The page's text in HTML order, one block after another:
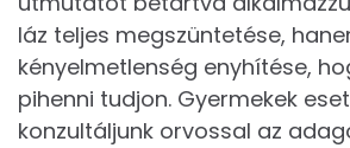
láz teljes megszüntetése,
kényelmetlenség enyhítése,
pihenni tudjon. Gyermekek
konzultáljunk orvossal az